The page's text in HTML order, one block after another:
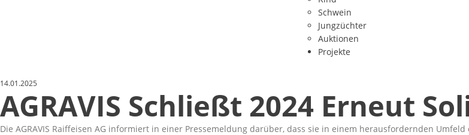
Schwein
Jungzüchter
Auktionen
Projekte
14.01.2025
AGRAVIS Schließt 2024 Erneut
Die AGRAVIS Raiffeisen AG informiert in einer Pressemeldung darüber, dass sie in einem herausfordernden